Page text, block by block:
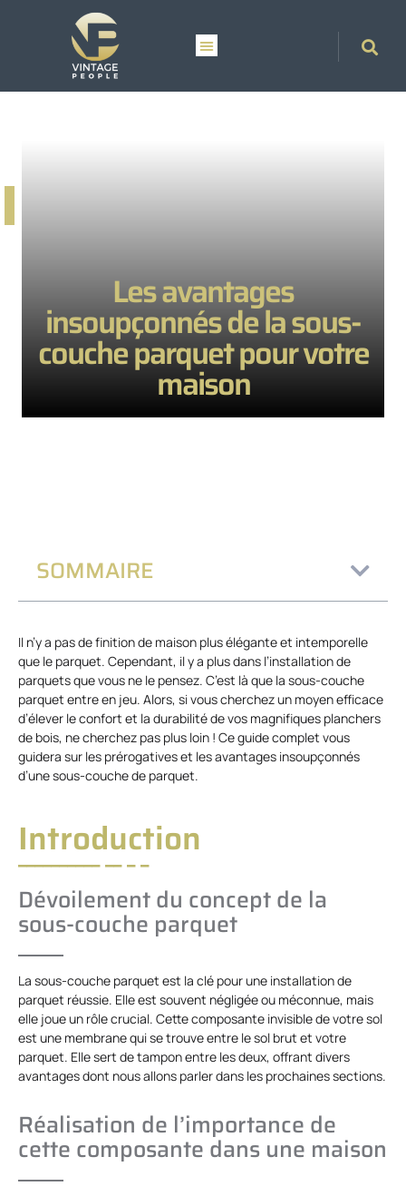
Les avantages
insoupçonnés de la sous-
couche parquet pour votre
maison
SOMMAIRE
Il n’y a pas de finition de maison plus élégante et intemporelle
que le parquet. Cependant, il y a plus dans l’installation de
parquets que vous ne le pensez. C’est là que la sous-couche
parquet entre en jeu. Alors, si vous cherchez un moyen efficace
d’élever le confort et la durabilité de vos magnifiques planchers
de bois, ne cherchez pas plus loin ! Ce guide complet vous
guidera sur les prérogatives et les avantages insoupçonnés
d’une sous-couche de parquet.
Introduction
Dévoilement du concept de la
sous-couche parquet
La sous-couche parquet est la clé pour une installation de
parquet réussie. Elle est souvent négligée ou méconnue, mais
elle joue un rôle crucial. Cette composante invisible de votre sol
est une membrane qui se trouve entre le sol brut et votre
parquet. Elle sert de tampon entre les deux, offrant divers
avantages dont nous allons parler dans les prochaines sections.
Réalisation de l’importance de
cette composante dans une maison